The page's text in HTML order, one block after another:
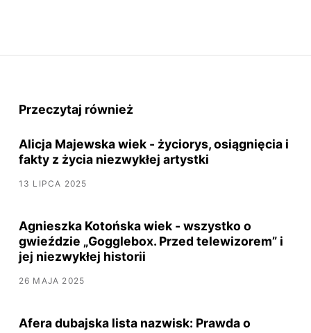
Przeczytaj również
Alicja Majewska wiek - życiorys, osiągnięcia i
fakty z życia niezwykłej artystki
13 LIPCA 2025
Agnieszka Kotońska wiek - wszystko o
gwieździe „Gogglebox. Przed telewizorem” i
jej niezwykłej historii
26 MAJA 2025
Afera dubajska lista nazwisk: Prawda o